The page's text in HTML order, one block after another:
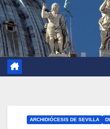
ARCHIDIÓCESIS DE SEVILLA